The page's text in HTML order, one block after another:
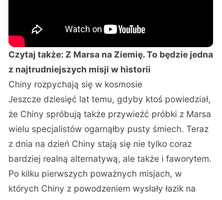
Czytaj także: Z Marsa na Ziemię. To będzie jedna
z najtrudniejszych misji w historii
Chiny rozpychają się w kosmosie
Jeszcze dziesięć lat temu, gdyby ktoś powiedział,
że Chiny spróbują także przywieźć próbki z Marsa
wielu specjalistów ogarnąłby pusty śmiech. Teraz
z dnia na dzień Chiny stają się nie tylko coraz
bardziej realną alternatywą, ale także i faworytem.
Po kilku pierwszych poważnych misjach, w
których Chiny z powodzeniem wysłały łazik na